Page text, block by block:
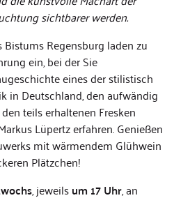
sichtbarer werden.
Regensburg laden zu
ein, bei der Sie
eines der stilistisch
in Deutschland, den aufwändig
teils erhaltenen Fresken
Lüpertz erfahren. Genießen
mit wärmendem Glühwein
Plätzchen!
, jeweilsum 17 Uhr, an